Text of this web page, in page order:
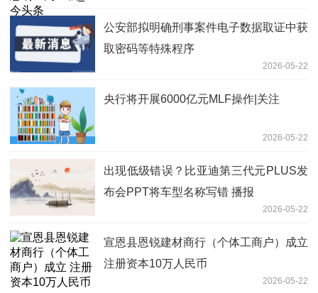
公安部拟明确刑事案件电子数据取证中获
取密码等特殊程序
2026-05-22
央行将开展6000亿元MLF操作|关注
2026-05-22
出现低级错误？比亚迪第三代元PLUS发
布会PPT将车型名称写错 播报
2026-05-22
宣恩县恩锐建材商行（个体工商户）成立
注册资本10万人民币
2026-05-22